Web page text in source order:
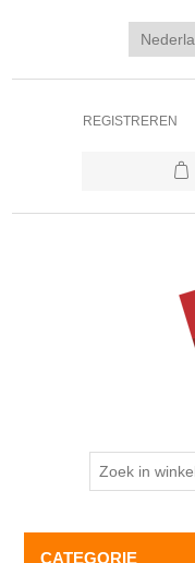
REGISTREREN
CATEGORIE